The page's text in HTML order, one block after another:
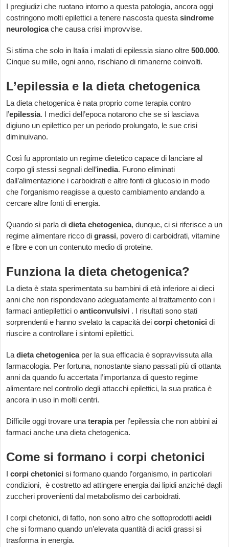
I pregiudizi che ruotano intorno a questa patologia, ancora oggi
costringono molti epilettici a tenere nascosta questasindrome
neurologicache causa crisi improvvise.
Si stima che solo in Italia i malati di epilessia siano oltre500.000.
Cinque su mille, ogni anno, rischiano di rimanerne coinvolti.
L’epilessia e la dieta chetogenica
La dieta chetogenica è nata proprio come terapia contro
l’epilessia. I medici dell’epoca notarono che se si lasciava
digiuno un epilettico per un periodo prolungato, le sue crisi
diminuivano.
Così fu approntato un regime dietetico capace di lanciare al
corpo gli stessi segnali dell’inedia. Furono eliminati
dall’alimentazione i carboidrati e altre fonti di glucosio in modo
che l’organismo reagisse a questo cambiamento andando a
cercare altre fonti di energia.
Quando si parla didieta chetogenica, dunque, ci si riferisce a un
regime alimentare ricco di grassi, povero di carboidrati, vitamine
e fibre e con un contenuto medio di proteine.
Funziona la dieta chetogenica?
La dieta è stata sperimentata su bambini di età inferiore ai dieci
anni che non rispondevano adeguatamente al trattamento con i
farmaci antiepilettici oanticonvulsivi . I risultati sono stati
sorprendenti e hanno svelato la capacità dei corpi chetonici di
riuscire a controllare i sintomi epilettici.
La dieta chetogenicaper la sua efficacia è sopravvissuta alla
farmacologia. Per fortuna, nonostante siano passati più di ottanta
anni da quando fu accertata l’importanza di questo regime
alimentare nel controllo degli attacchi epilettici, la sua pratica è
ancora in uso in molti centri.
Difficile oggi trovare unaterapiaper l’epilessia che non abbini ai
farmaci anche una dieta chetogenica.
Come si formano i corpi chetonici
Icorpi chetonici si formano quando l’organismo, in particolari
condizioni, è costretto ad attingere energia dai lipidi anziché dagli
zuccheri provenienti dal metabolismo dei carboidrati.
I corpi chetonici, di fatto, non sono altro che sottoprodottiacidi
che si formano quando un’elevata quantità di acidi grassi si
trasforma in energia.